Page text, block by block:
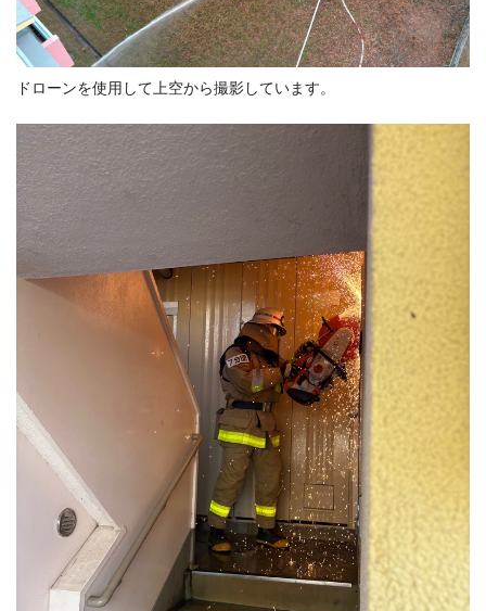
ドローンを使用して上空から撮影しています。